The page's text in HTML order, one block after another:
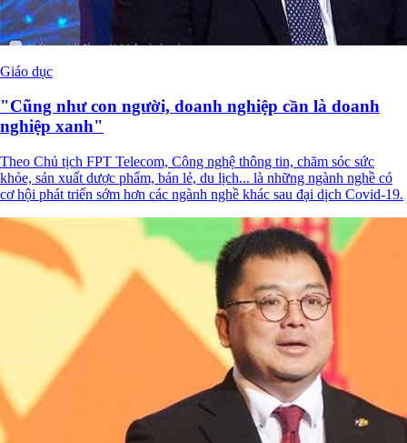
Giáo dục
"Cũng như con người, doanh nghiệp cần là doanh
nghiệp xanh"
Theo Chủ tịch FPT Telecom, Công nghệ thông tin, chăm sóc sức
khỏe, sản xuất dược phẩm, bán lẻ, du lịch... là những ngành nghề có
cơ hội phát triển sớm hơn các ngành nghề khác sau đại dịch Covid-19.